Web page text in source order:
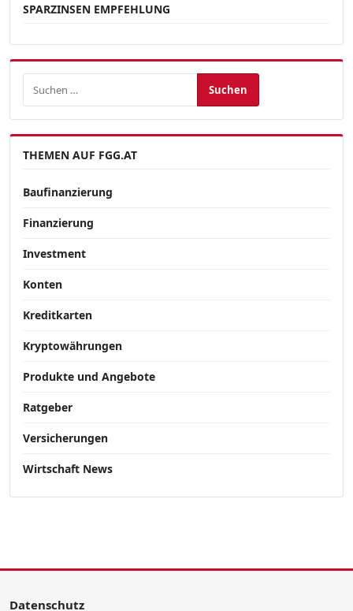
SPARZINSEN EMPFEHLUNG
THEMEN AUF FGG.AT
Baufinanzierung
Finanzierung
Investment
Konten
Kreditkarten
Kryptowährungen
Produkte und Angebote
Ratgeber
Versicherungen
Wirtschaft News
Datenschutz